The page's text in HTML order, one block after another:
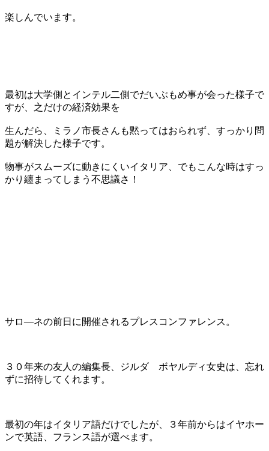
楽しんでいます。
最初は大学側とインテル二側でだいぶもめ事が会った様子で
すが、之だけの経済効果を
生んだら、ミラノ市長さんも黙ってはおられず、すっかり問
題が解決した様子です。
物事がスムーズに動きにくいイタリア、でもこんな時はすっ
かり纏まってしまう不思議さ！
サロ―ネの前日に開催されるプレスコンファレンス。
３０年来の友人の編集長、ジルダ ボヤルディ女史は、忘れ
ずに招待してくれます。
最初の年はイタリア語だけでしたが、３年前からはイヤホー
ンで英語、フランス語が選べます。